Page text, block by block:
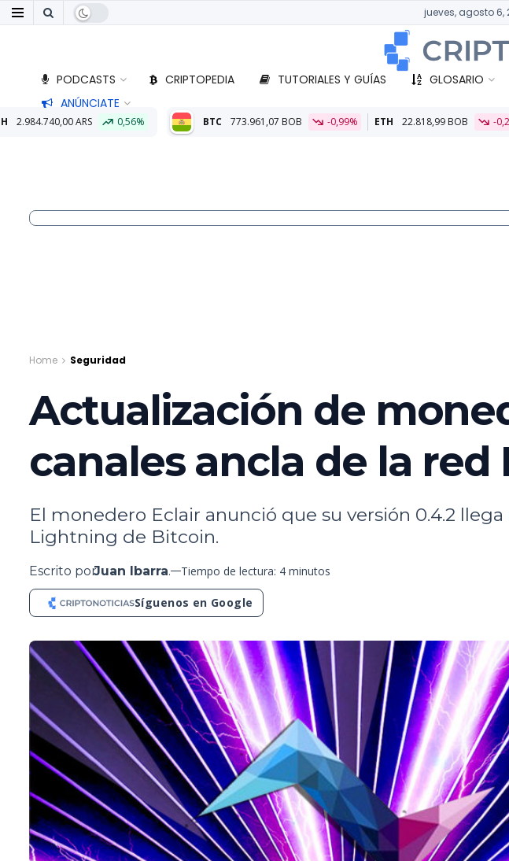
jueves, agosto 6,
PODCASTS CRIPTOPEDIA TUTORIALES Y GUÍAS GLOSARIO
ANÚNCIATE
0,56% BTC 773.961,07 BOB -0,99% ETH 22.818,99 BOB -0,27% Aliado
Home Seguridad
Actualización de
canales ancla de la
El monedero Eclair anunció que su versión 0.4.2
Lightning de Bitcoin.
Escrito porJuan Ibarra. Tiempo de lectura: 4 minutos
Síguenos en Google